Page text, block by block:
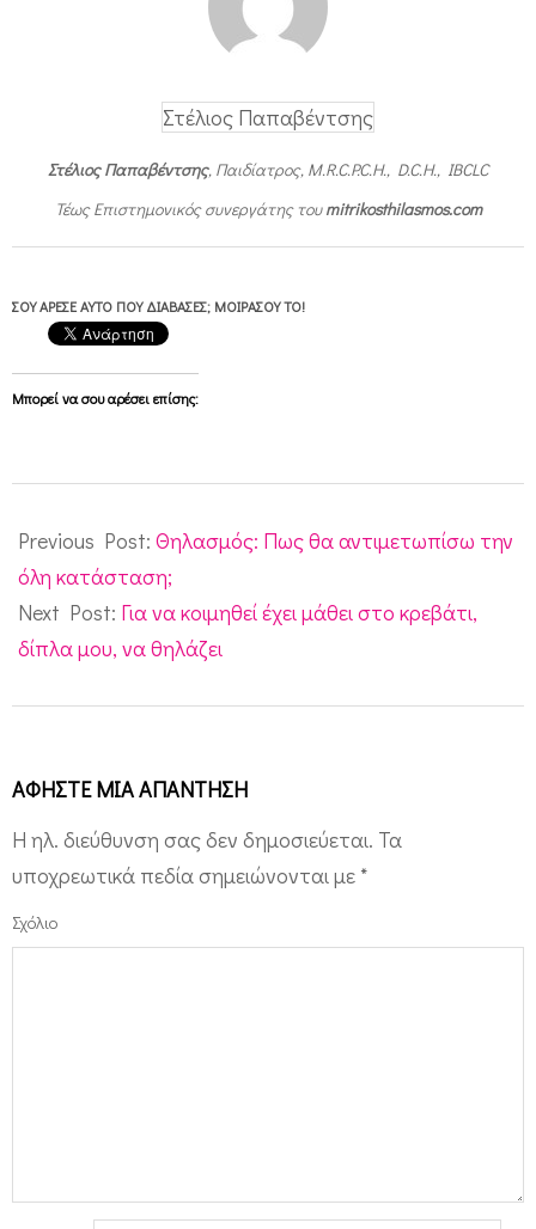
Στέλιος Παπαβέντσης
Στέλιος Παπαβέντσης, Παιδίατρος, M.R.C.P.C.H., D.C.H., IBCLC
Τέως Επιστημονικός συνεργάτης τουmitrikosthilasmos.com
ΣΟΥ ΆΡΕΣΕ ΑΥΤΌ ΠΟΥ ΔΙΆΒΑΣΕΣ; ΜΟΙΡΆΣΟΥ ΤΟ!
Μπορεί να σου αρέσει επίσης:
01-
24
Previous Post: Θηλασμός: Πως θα αντιμετωπίσω την
όλη κατάσταση;
Next Post: Για να κοιμηθεί έχει μάθει στο κρεβάτι,
δίπλα μου, να θηλάζει
ΑΦΉΣΤΕ ΜΙΑ ΑΠΆΝΤΗΣΗ
Η ηλ. διεύθυνση σας δεν δημοσιεύεται. Τα
υποχρεωτικά πεδία σημειώνονται με *
Σχόλιο